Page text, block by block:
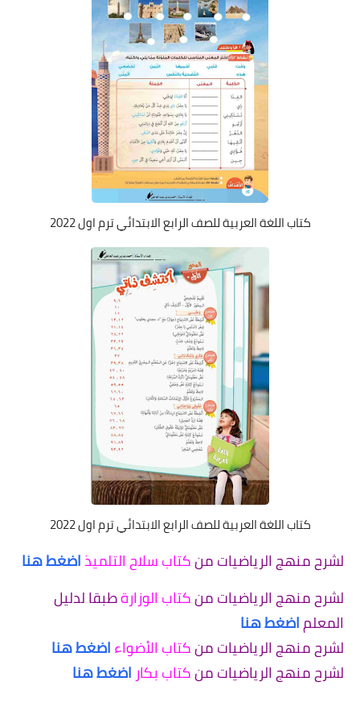
كتاب اللغة العربية للصف الرابع الابتدائي ترم اول 2022
كتاب اللغة العربية للصف الرابع الابتدائي ترم اول 2022
لشرح منهج الرياضيات منكتاب سلاح التلميذاضغط هنا
لشرح منهج الرياضيات منكتاب الوزارةطبقا لدليل
المعلماضغط هنا
لشرح منهج الرياضيات منكتاب الأضواءاضغط هنا
لشرح منهج الرياضيات منكتاب بكار اضغط هنا